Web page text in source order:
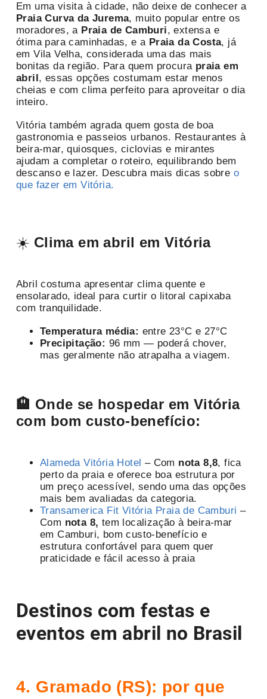
Em uma visita à cidade, não deixe de conhecer a
Praia Curva da Jurema, muito popular entre os
moradores, a Praia de Camburi, extensa e
ótima para caminhadas, e a Praia da Costa, já
em Vila Velha, considerada uma das mais
bonitas da região. Para quem procura praia em
abril, essas opções costumam estar menos
cheias e com clima perfeito para aproveitar o dia
inteiro.
Vitória também agrada quem gosta de boa
gastronomia e passeios urbanos. Restaurantes à
beira-mar, quiosques, ciclovias e mirantes
ajudam a completar o roteiro, equilibrando bem
descanso e lazer. Descubra mais dicas sobre o
que fazer em Vitória.
☀️ Clima em abril em Vitória
Abril costuma apresentar clima quente e
ensolarado, ideal para curtir o litoral capixaba
com tranquilidade.
Temperatura média: entre 23°C e 27°C
Precipitação: 96 mm — poderá chover,
mas geralmente não atrapalha a viagem.
🏨 Onde se hospedar em Vitória
com bom custo-benefício:
Alameda Vitória Hotel – Com nota 8,8, fica
perto da praia e oferece boa estrutura por
um preço acessível, sendo uma das opções
mais bem avaliadas da categoria.
Transamerica Fit Vitória Praia de Camburi –
Com nota 8, tem localização à beira-mar
em Camburi, bom custo-benefício e
estrutura confortável para quem quer
praticidade e fácil acesso à praia
Destinos com festas e
eventos em abril no Brasil
4. Gramado (RS): por que